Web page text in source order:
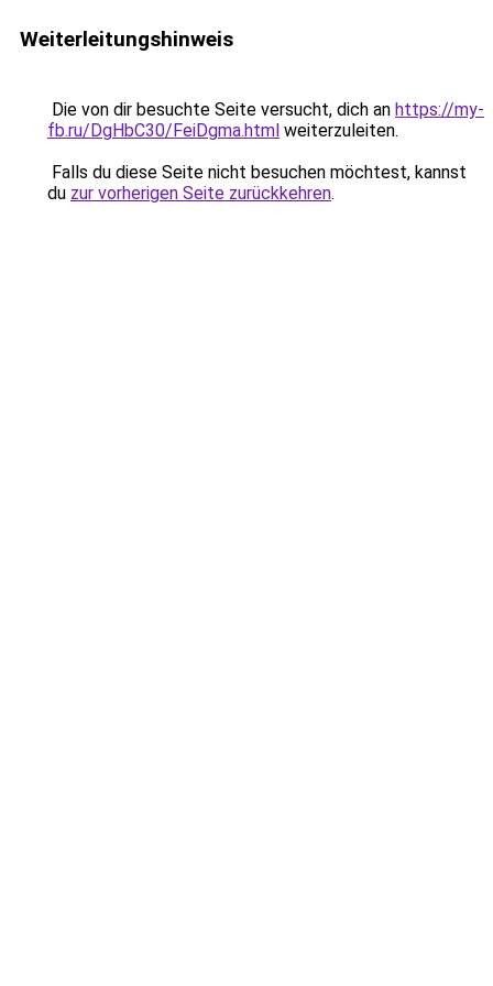
Weiterleitungshinweis
Die von dir besuchte Seite versucht, dich an https://my-
fb.ru/DgHbC30/FeiDgma.html weiterzuleiten.
Falls du diese Seite nicht besuchen möchtest, kannst
du zur vorherigen Seite zurückkehren.